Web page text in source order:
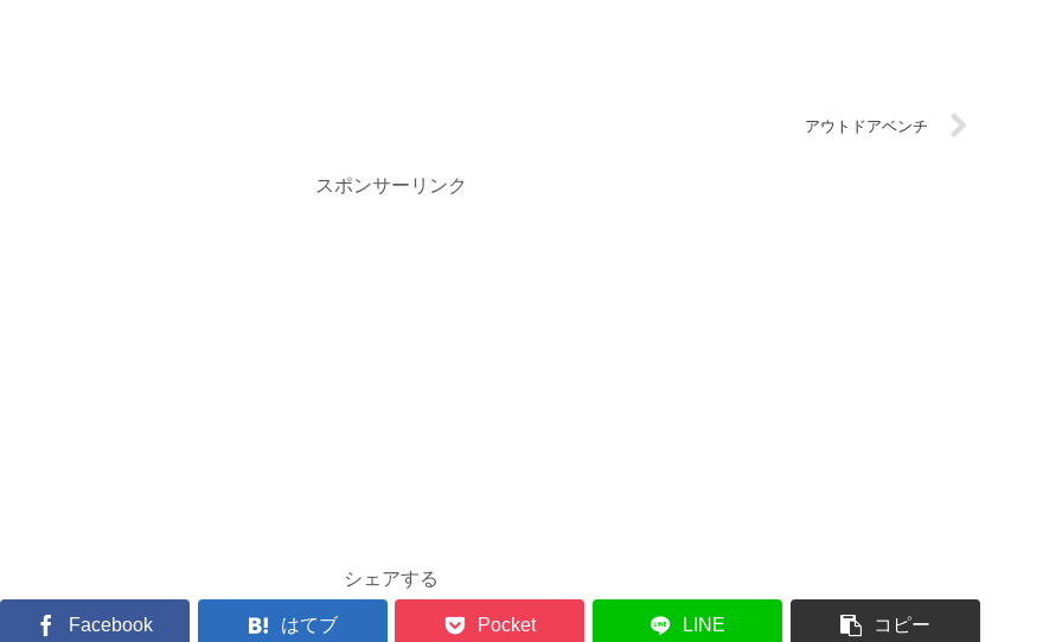
アウトドアベンチ
スポンサーリンク
シェアする
Facebook はてブ Pocket LINE コピー